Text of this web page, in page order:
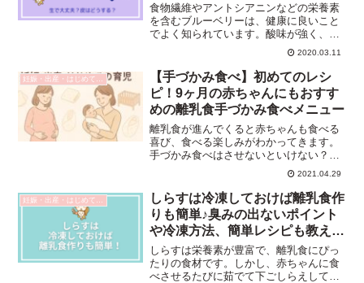
食物繊維やアントシアニンなどの栄養素
を含むブルーベリーは、健康に良いこと
でよく知られています。酸味が強く、ジ
ャムや洋菓子などの加工食品にも良く利
用されていますが、赤ちゃんにはいつか
ら与えてよいのでしょうか。今回は、離
乳食のブルーベリーの与え...
2020.03.11
【手づかみ食べ】初めてのレシ
ピ！9ヶ月の赤ちゃんにもおすす
めの離乳食手づかみ食べメニュー
離乳食が進んでくると赤ちゃんも食べる
喜び、食べる楽しみがわかってきます。
手づかみ食べはさせないといけない？
こぼしちゃう？ 部屋が汚れる？いやい
や、もっと赤ちゃんのちからを信じまし
ょう。ママは離乳食の準備はしますが、
もぐもぐ、ごっくんの仕方...
2021.04.29
妊娠・出産・はじめての育児
しらすは冷凍しておけば離乳食作
りも簡単♪臭みの出ないポイント
や冷凍方法、簡単レシピも教えま
す
しらすは栄養素が豊富で、離乳食にぴっ
たりの食材です。しかし、赤ちゃんに食
べさせるたびに茹でて下ごしらえして…